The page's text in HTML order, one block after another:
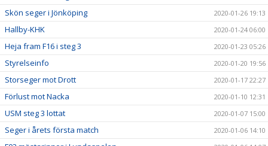
Skön seger i Jönköping 2020-01-26 19:13
Hallby-KHK 2020-01-24 06:00
Heja fram F16 i steg 3 2020-01-23 05:26
Styrelseinfo 2020-01-20 19:56
Storseger mot Drott 2020-01-17 22:27
Förlust mot Nacka 2020-01-10 12:31
USM steg 3 lottat 2020-01-07 15:00
Seger i årets första match 2020-01-06 14:10